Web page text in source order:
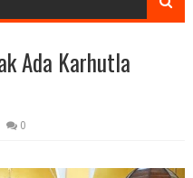
Ada Karhutla
0